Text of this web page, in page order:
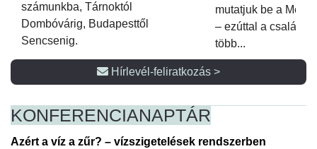
számunkba, Tárnoktól
Dombóvárig, Budapesttől
Sencsenig.
mutatjuk be a
– ezúttal a családi
több...
Hírlevél-feliratkozás >
KONFERENCIANAPTÁR
Azért a víz a zűr? – vízszigetelések rendszerben